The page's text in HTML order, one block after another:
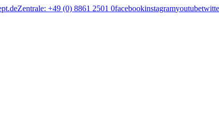
Zentrale: +49 (0) 8861 2501 0facebookinstagramyoutube